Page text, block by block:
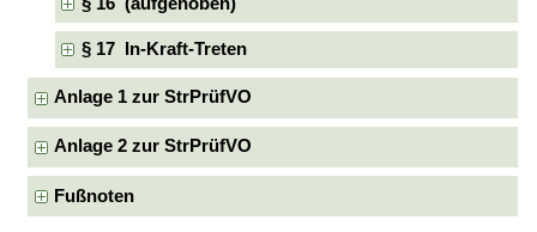
§ 17 In-Kraft-Treten
Anlage 1 zur StrPrüfVO
Anlage 2 zur StrPrüfVO
Fußnoten